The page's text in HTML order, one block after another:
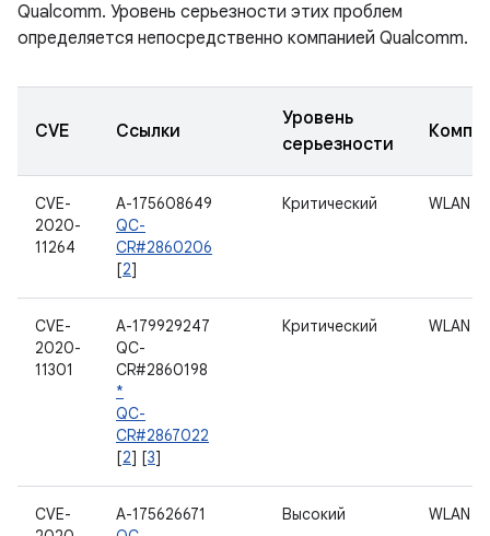
Qualcomm. Уровень серьезности этих проблем
определяется непосредственно компанией Qualcomm.
CVE Ссылки
Уровень
серьезности
CVE-
2020-
11264
A-175608649
QC-
CR#2860206
[2]
Критический WLAN
CVE-
2020-
11301
A-179929247
QC-
CR#2860198
*
QC-
CR#2867022
[2] [3]
Критический WLAN
CVE-
A-175626671
Высокий WLAN